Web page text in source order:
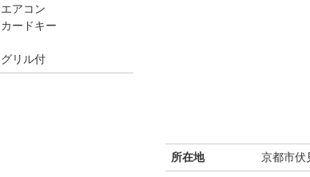
エアコン
カードキー
グリル付
所在地 京都市伏